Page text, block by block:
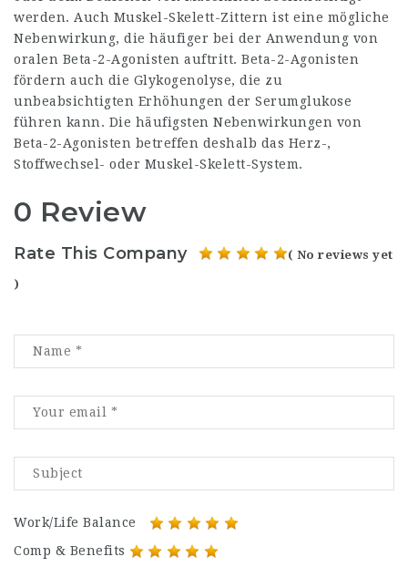
werden. Auch Muskel-Skelett-Zittern ist eine mögliche
Nebenwirkung, die häufiger bei der Anwendung von
oralen Beta-2-Agonisten auftritt. Beta-2-Agonisten
fördern auch die Glykogenolyse, die zu
unbeabsichtigten Erhöhungen der Serumglukose
führen kann. Die häufigsten Nebenwirkungen von
Beta-2-Agonisten betreffen deshalb das Herz-,
Stoffwechsel- oder Muskel-Skelett-System.
0 Review
Rate This Company ( No reviews yet
)
Work/Life Balance
Comp & Benefits